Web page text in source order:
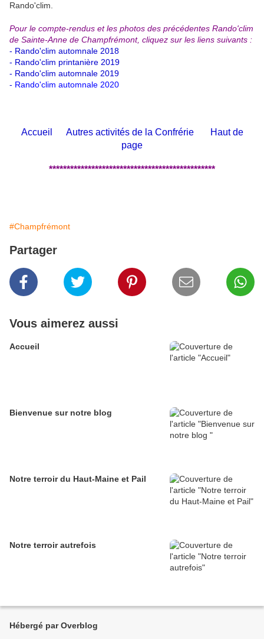
Rando'clim.
Pour le compte-rendus et les photos des précédentes Rando'clim
de Sainte-Anne de Champfrémont, cliquez sur les liens suivants :
- Rando'clim automnale 2018
- Rando'clim printanière 2019
- Rando'clim automnale 2019
- Rando'clim automnale 2020
Accueil Autres activités de la Confrérie
Haut de
page
***********************************************
#Champfrémont
Partager
Vous aimerez aussi
Accueil
Bienvenue sur notre blog
Notre terroir du Haut-Maine et Pail
Notre terroir autrefois
Hébergé par Overblog